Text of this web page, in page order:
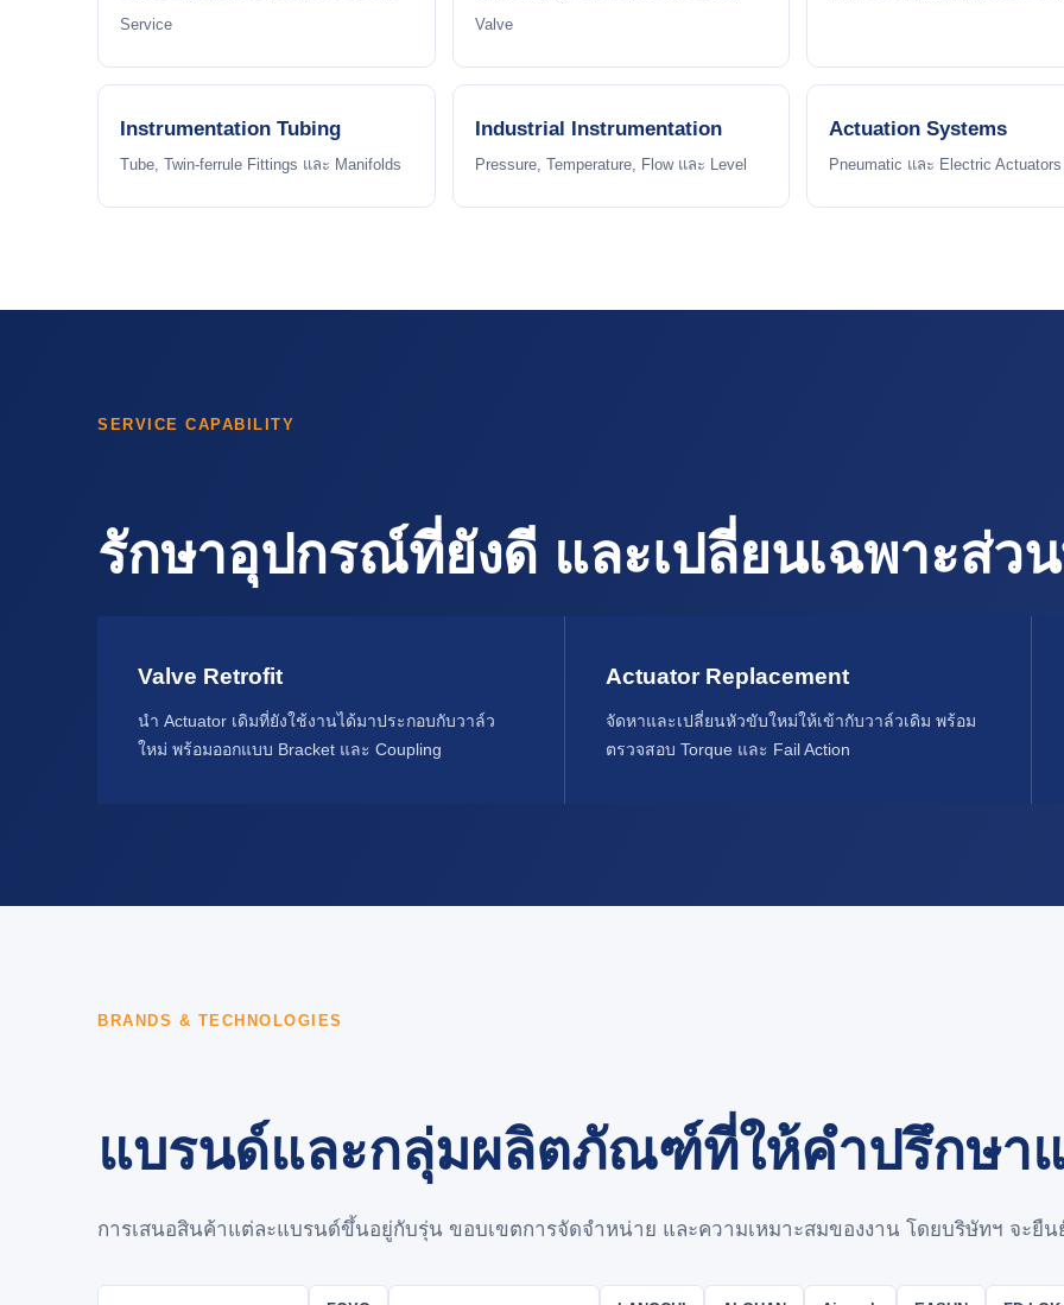
Service
Valve
Instrumentation Tubing
Tube, Twin-ferrule Fittings และ Manifolds
Industrial Instrumentation
Pressure, Temperature, Flow และ Level
Actuation Systems
Pneumatic และ Electric Actuators
SERVICE CAPABILITY
รักษาอุปกรณ์ที่ยังดี และเปลี่ยนเฉพาะส่ว
Valve Retrofit
นำ Actuator เดิมที่ยังใช้งานได้มาประกอบกับวาล์ว
ใหม่ พร้อมออกแบบ Bracket และ Coupling
Actuator Replacement
จัดหาและเปลี่ยนหัวขับใหม่ให้เข้ากับวาล์วเดิม พร้อม
ตรวจสอบ Torque และ Fail Action
BRANDS & TECHNOLOGIES
แบรนด์และกลุ่มผลิตภัณฑ์ที่ให้คำปรึกษา
การเสนอสินค้าแต่ละแบรนด์ขึ้นอยู่กับรุ่น ขอบเขตการจัดจำหน่าย และความเหมาะสมของงาน โดยบริษัทฯ จะยืน